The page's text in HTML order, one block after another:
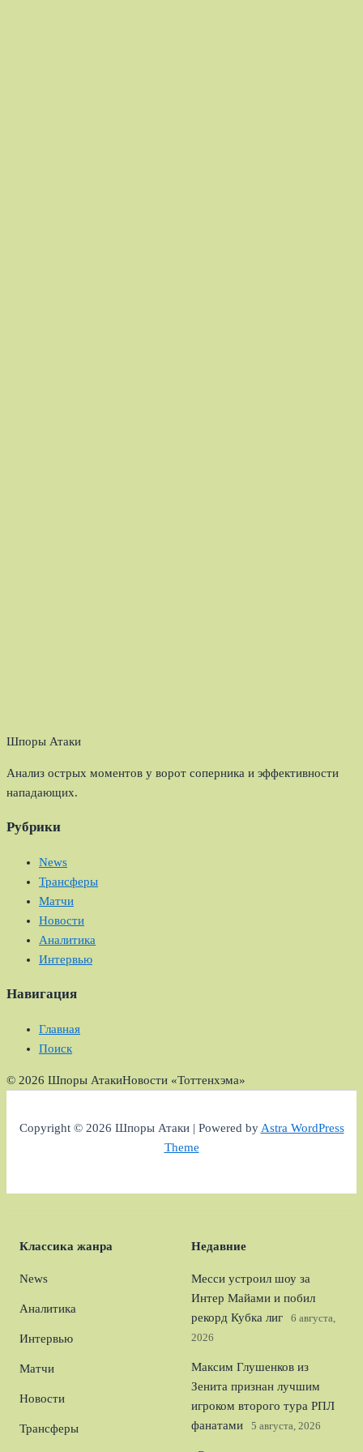
Шпоры Атаки
Анализ острых моментов у ворот соперника и эффективности
нападающих.
Рубрики
News
Трансферы
Матчи
Новости
Аналитика
Интервью
Навигация
Главная
Поиск
© 2026 Шпоры АтакиНовости «Тоттенхэма»
Copyright © 2026 Шпоры Атаки | Powered byAstra WordPress
Theme
Классика жанра
News
Аналитика
Интервью
Матчи
Новости
Трансферы
Недавние
Месси устроил шоу за
Интер Майами и побил
рекорд Кубка лиг
6 августа,
2026
Максим Глушенков из
Зенита признан лучшим
игроком второго тура РПЛ
фанатами
5 августа, 2026